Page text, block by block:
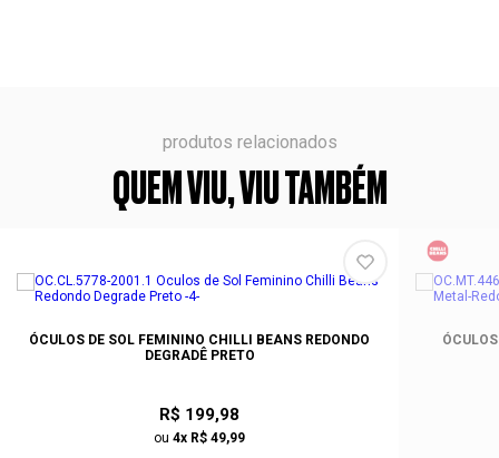
produtos relacionados
QUEM VIU, VIU TAMBÉM
ÓCULOS DE SOL FEMININO CHILLI BEANS REDONDO
DEGRADÊ PRETO
R$ 199,98
ou 4x R$ 49,99